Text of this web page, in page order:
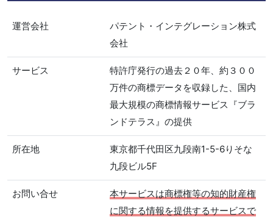
運営会社
パテント・インテグレーション株式
会社
サービス
特許庁発行の過去２０年、約３００
万件の商標データを収録した、国内
最大規模の商標情報サービス『ブラ
ンドテラス』の提供
所在地
東京都千代田区九段南1-5-6りそな
九段ビル5F
お問い合せ
本サービスは商標権等の知的財産権
に関する情報を提供するサービスで